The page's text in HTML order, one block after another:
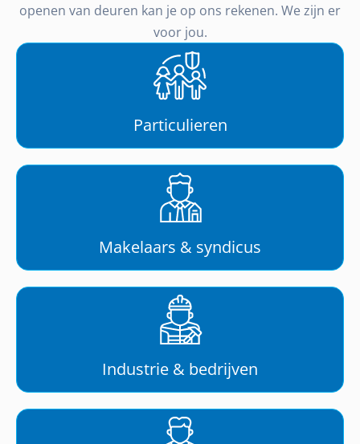
openen van deuren kan je op ons rekenen. We zijn er
voor jou.
Particulieren
Makelaars & syndicus
Industrie & bedrijven